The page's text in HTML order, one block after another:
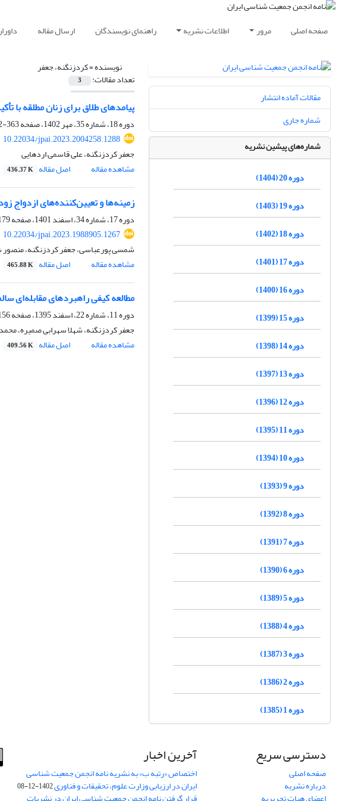
صفحه اصلی مرور اطلاعات نشریه راهنمای نویسندگان ارسال مقاله
نویسنده =کردزنگنه، جعفر
تعداد مقالات: 3
پیامدهای طلاق برای زنان مطلقه با
دوره 18، شماره 35، مهر 1402، صفحه
363-392
10.22034/jpai.2023.2004258.1288
جعفر کردزنگنه، علی قاسمی اردهایی
مشاهده مقاله
اصل مقاله 436.37 K
زمینه‌ها و تعیین‌کننده‌های ازدواج
دوره 17، شماره 34، اسفند 1401، صفحه
206
10.22034/jpai.2023.1988905.1267
شمسی پورعباسی، جعفر کردزنگنه،
مشاهده مقاله
اصل مقاله 465.88 K
مطالعه کیفی راهبردهای مقابله‌ای
دوره 11، شماره 22، اسفند 1395، صفحه
188
جعفر کردزنگنه، شهلا سهرابی صمیره،
مشاهده مقاله
اصل مقاله 409.56 K
مقالات آماده انتشار
شماره جاری
شماره‌های پیشین نشریه
دوره 20 (1404)
دوره 19 (1403)
دوره 18 (1402)
دوره 17 (1401)
دوره 16 (1400)
دوره 15 (1399)
دوره 14 (1398)
دوره 13 (1397)
دوره 12 (1396)
دوره 11 (1395)
دوره 10 (1394)
دوره 9 (1393)
دوره 8 (1392)
دوره 7 (1391)
دوره 6 (1390)
دوره 5 (1389)
دوره 4 (1388)
دوره 3 (1387)
دوره 2 (1386)
دوره 1 (1385)
دسترسی سریع
صفحه اصلی
درباره نشریه
آخرین اخبار
اختصاص «رتبه ب» به نشریه نامه انجمن جمعیت شناسی
ایران در ارزیابی وزارت علوم، تحقیقات و فناوری1402-12-08